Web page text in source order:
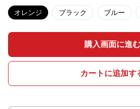
オレンジ ブラック ブルー
購入画面に進む
カートに追加す